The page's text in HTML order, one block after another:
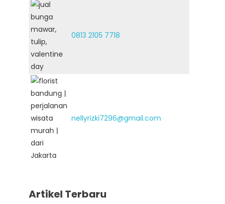
0813 2105 7718
nellyrizki7296@gmail.com
Artikel Terbaru